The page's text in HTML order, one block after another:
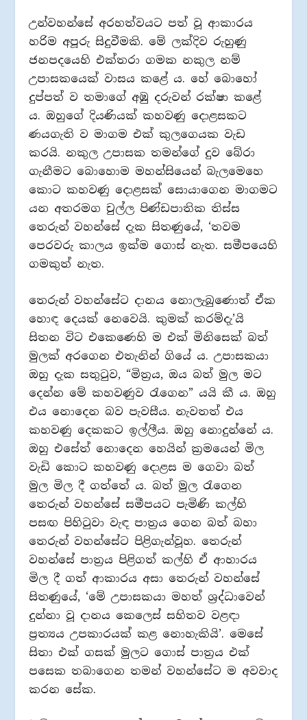
උන්වහන්සේ අරහත්වයට පත් වූ ආකාරය
හරිම අපූරු සිදුවීමකි. මේ ලක්දිව රුහුණු
ජනපදයෙහි එක්තරා ගමක නකුල නම්
උපාසකයෙක් වාසය කළේ ය. හේ බොහෝ
දුප්පත් ව තමාගේ අඹු දරුවන් රක්ෂා කළේ
ය. ඔහුගේ දියණියක් කහවණු දොළසකට
ණයගැති ව මාගම එක් කුලගෙයක වැඩ
කරයි. නකුල උපාසක තමන්ගේ දුව බේරා
ගැනීමට බොහොම මහන්සියෙන් බැලමෙහෙ
කොට කහවණු දොළසක් සොයාගෙන මාගමට
යන අතරමග චුල්ල පිණ්ඩපාතික තිස්ස
තෙරුන් වහන්සේ දැක සිතණුයේ, ‘තවම
පෙරවරු කාලය ඉක්ම ගොස් නැත. සමීපයෙහි
ගමකුත් නැත.
තෙරුන් වහන්සේට දානය නොලැබුණොත් ඒක
හොඳ දෙයක් නෙවෙයි. කුමක් කරම්දැ’යි
සිතන විට එකෙණෙහි ම එක් මිනිසෙක් බත්
මුලක් අරගෙන එතැනින් ගියේ ය. උපාසකයා
ඔහු දැක සතුටුව, “මිත්‍රය, ඔය බත් මුල මට
දෙන්න මේ කහවණුව රැගෙන” යයි කී ය. ඔහු
එය නොදෙන බව පැවසීය. නැවතත් එය
කහවණු දෙකකට ඉල්ලීය. ඔහු නොදුන්නේ ය.
ඔහු එසේත් නොදෙන හෙයින් ක්‍රමයෙන් මිල
වැඩි කොට කහවණු දොළස ම ගෙවා බත්
මුල මිල දී ගත්තේ ය. බත් මුල රැගෙන
තෙරුන් වහන්සේ සමීපයට පැමිණි කල්හි
පසඟ පිහිටුවා වැඳ පාත්‍රය ගෙන බත් බහා
තෙරුන් වහන්සේට පිළිගැන්වූහ. තෙරුන්
වහන්සේ පාත්‍රය පිළිගත් කල්හි ඒ ආහාරය
මිල දී ගත් ආකාරය අසා තෙරුන් වහන්සේ
සිතණුයේ, ‘මේ උපාසකයා මහත් ශ්‍රද්ධාවෙන්
දුන්නා වූ දානය කෙලෙස් සහිතව වළඳා
ප්‍රත්‍යය උපකාරයක් කළ නොහැකියි’. මෙසේ
සිතා එක් ගසක් මුලට ගොස් පාත්‍රය එක්
පසෙක තබාගෙන තමන් වහන්සේට ම අවවාද
කරන සේක.